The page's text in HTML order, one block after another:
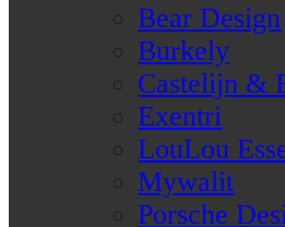
Bear Design
Burkely
Castelijn &
Exentri
LouLou
Mywalit
Porsche